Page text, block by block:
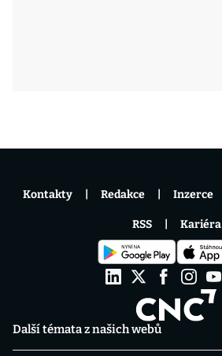
Další témata z našich webů
Kontakty Redakce Inzerce
RSS Kariéra